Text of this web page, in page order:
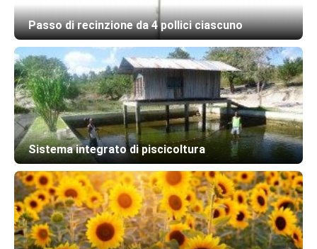
Passo di recinzione da 4 pollici ciascuno
Sistema integrato di piscicoltura